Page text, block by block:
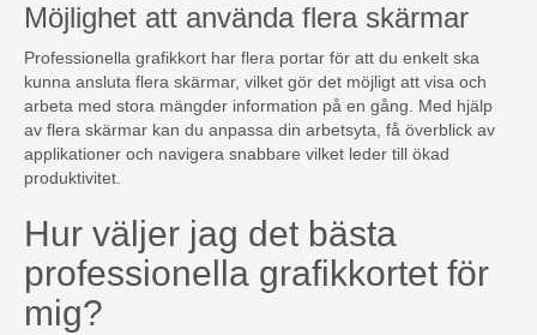
Möjlighet att använda flera skärmar
Professionella grafikkort har flera portar för att du enkelt ska
kunna ansluta flera skärmar, vilket gör det möjligt att visa och
arbeta med stora mängder information på en gång. Med hjälp
av flera skärmar kan du anpassa din arbetsyta, få överblick av
applikationer och navigera snabbare vilket leder till ökad
produktivitet.
Hur väljer jag det bästa
professionella grafikkortet för
mig?